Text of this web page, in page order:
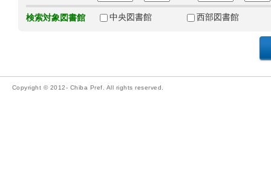
検索対象図書館 中央図書館 西部図書館
Copyright © 2012- Chiba Pref. All rights reserved.